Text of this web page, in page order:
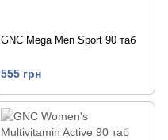
GNC Mega Men Sport 90 таб
555 грн